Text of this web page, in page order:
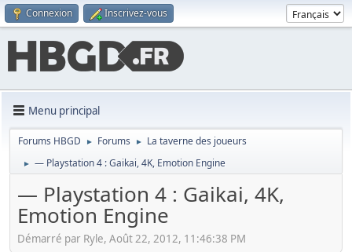
Connexion Inscrivez-vous
Menu principal
Forums HBGD ► Forums ► La taverne des joueurs
► — Playstation 4 : Gaikai, 4K, Emotion Engine
— Playstation 4 : Gaikai, 4K,
Emotion Engine
Démarré par Ryle, Août 22, 2012, 11:46:38 PM